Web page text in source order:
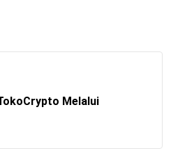
Melalui